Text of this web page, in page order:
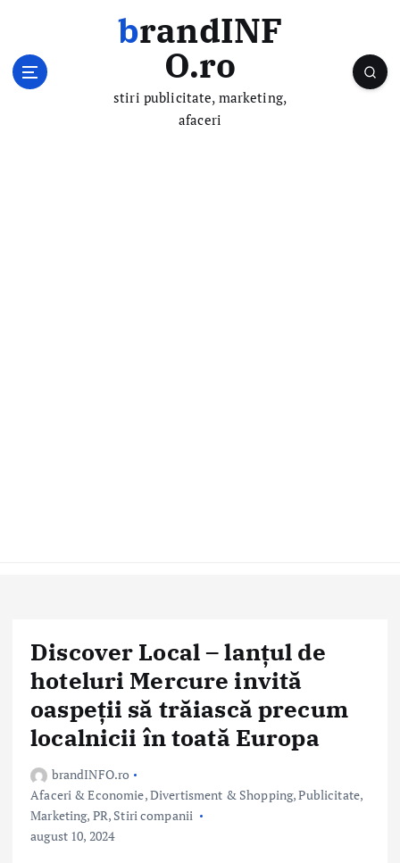
brandINF
O.ro
stiri publicitate, marketing,
afaceri
Discover Local – lanțul de
hoteluri Mercure invită
oaspeții să trăiască precum
localnicii în toată Europa
brandINFO.ro
Afaceri & Economie,Divertisment & Shopping,Publicitate,
Marketing, PR, Stiri companii
august 10, 2024